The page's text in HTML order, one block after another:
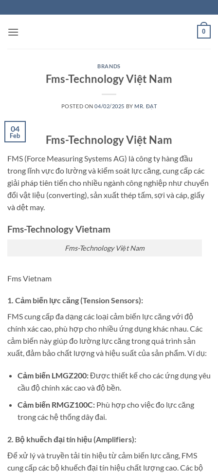
to
content
0
BRANDS
Fms-Technology Việt Nam
POSTED ON04/02/2025 BY MR. ĐẠT
04
Feb Fms-Technology Việt Nam
FMS (Force Measuring Systems AG) là công ty hàng đầu
trong lĩnh vực đo lường và kiểm soát lực căng, cung cấp các
giải pháp tiên tiến cho nhiều ngành công nghiệp như chuyển
đổi vật liệu (converting), sản xuất thép tấm, sợi và cáp, giấy
và dệt may.
Fms-Technology Vietnam
Fms-Technology Việt Nam
Fms Vietnam
1. Cảm biến lực căng (Tension Sensors):
FMS cung cấp đa dạng các loại cảm biến lực căng với độ
chính xác cao, phù hợp cho nhiều ứng dụng khác nhau. Các
cảm biến này giúp đo lường lực căng trong quá trình sản
xuất, đảm bảo chất lượng và hiệu suất của sản phẩm. Ví dụ:
Cảm biến LMGZ200:Được thiết kế cho các ứng dụng yêu
cầu độ chính xác cao và độ bền.
Cảm biến RMGZ100C:Phù hợp cho việc đo lực căng
trong các hệ thống dây đai.
2. Bộ khuếch đại tín hiệu (Amplifiers):
Để xử lý và truyền tải tín hiệu từ cảm biến lực căng, FMS
cung cấp các bộ khuếch đại tín hiệu chất lượng cao. Các bộ